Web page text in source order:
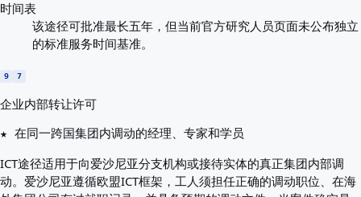
时间表
该途径可批准最长五年，但当前官方研究人员页面未公布独立
的标准服务时间基准。
9 7
企业内部转让许可
★ 在同一跨国集团内调动的经理、专家和学员
ICT途径适用于向爱沙尼亚分支机构或接待实体的真正集团内部调
动。爱沙尼亚遵循欧盟ICT框架，工人须担任正确的调动职位、在海